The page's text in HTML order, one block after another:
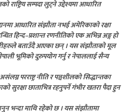
राष्ट्रिय सम्पदा लुट्ने उद्देश्यमा आधारित
आधारित संझौता नभई अमेरिकाको रक्षा
हिन्द–प्रशान्त रणनीतिको एक अभिन्न अङ्ग हो
बताउँदै आएका छन् । यस संझौताको मूल
भूमिको दुरुपयोग गर्नु र नेपाललाई सैन्य
परराष्ट्र नीति र पञ्चशीलको सिद्धान्तका
सुरक्षा छाताभित्र रहनुपर्ने गंभीर खतरा पैदा हुन
भन्दा माथि रहेको छ । यस संझौतामा